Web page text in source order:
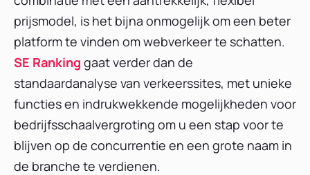
prijsmodel, is het bijna onmogelijk om een ​​beter
platform te vinden om webverkeer te schatten.
SE Ranking gaat verder dan de
standaardanalyse van verkeerssites, met unieke
functies en indrukwekkende mogelijkheden voor
bedrijfsschaalvergroting om u een stap voor te
blijven op de concurrentie en een grote naam in
de branche te verdienen.